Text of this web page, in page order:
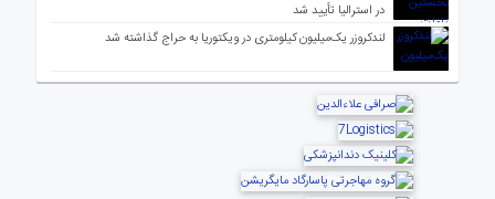
در استرالیا تأیید شد
لندکروزر یک‌میلیون کیلومتری در ویکتوریا به حراج گذاشته شد